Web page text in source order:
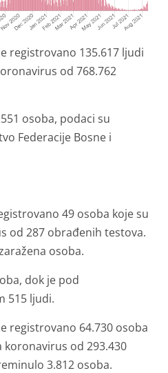
registrovano 135.617 ljudi
od 768.762
osoba, podaci su
Federacije Bosne i
49 osoba koje su
od 287 obrađenih testova.
osoba.
dok je pod
515 ljudi.
registrovano 64.730 osoba
od 293.430
3.812 osoba.